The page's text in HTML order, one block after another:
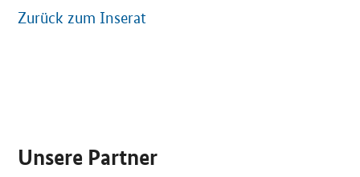
Zurück zum Inserat
Unsere Partner